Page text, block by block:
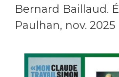
Bernard Baillaud.
Paulhan, nov. 2025